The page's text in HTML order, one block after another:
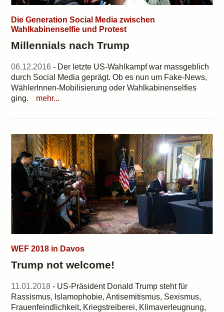
Die Generation Social Media zwischen
Wahlkabinenselfie und Protest
Millennials nach Trump
06.12.2016 - Der letzte US-Wahlkampf war massgeblich
durch Social Media geprägt. Ob es nun um Fake-News,
WählerInnen-Mobilisierung oder Wahlkabinenselfies
ging.
mehr...
WEF 2018 in Davos
Trump not welcome!
11.01.2018 - US-Präsident Donald Trump steht für
Rassismus, Islamophobie, Antisemitismus, Sexismus,
Frauenfeindlichkeit, Kriegstreiberei, Klimaverleugnung,